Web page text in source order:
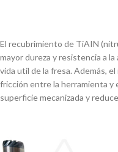
El recubrimiento de TiAIN
mayor dureza y resistencia a
vida util de la fresa. Además,
fricción entre la herramienta y
superficie mecanizada y